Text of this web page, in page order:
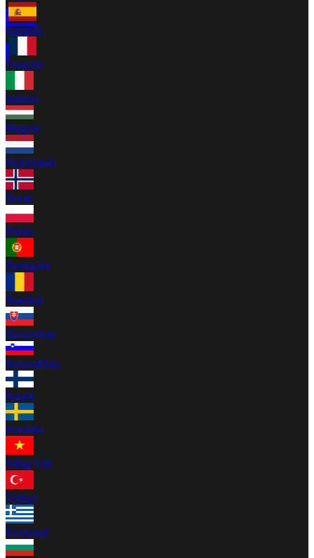
Español
Français
Italiano
Magyar
Nederlands
Norsk
Polski
Português
Română
Slovenčina
Slovenščina
Suomi
Svenska
Tiếng Việt
Türkçe
Ελληνικά